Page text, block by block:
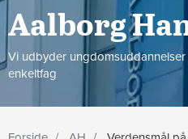
Aalborg
Vi udbyder
enkeltfag